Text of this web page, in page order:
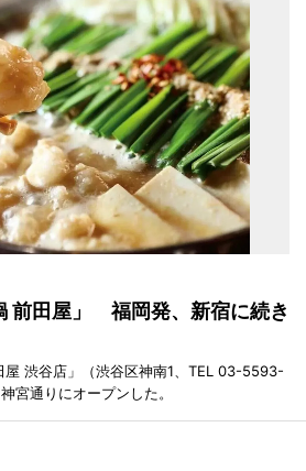
前田屋」 福岡発、新宿に続き
屋 渋谷店」（渋谷区神南1、TEL 03-5593-
宮通りにオープンした。